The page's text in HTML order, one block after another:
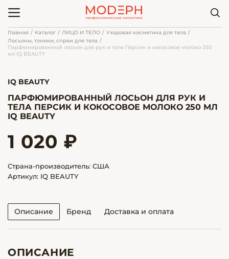
Главная Каталог ЛИЦО И ТЕЛО
Уходовая косметика для тела
Лосьоны, тоники, спреи для тела
Парфюмированный лосьон для рук и тела Персик и кокосовое молоко 250
мл IQ BEAUTY
IQ BEAUTY
ПАРФЮМИРОВАННЫЙ ЛОСЬОН ДЛЯ РУК И
ТЕЛА ПЕРСИК И КОКОСОВОЕ МОЛОКО 250 МЛ
IQ BEAUTY
1 020 ₽
Страна-производитель: США
Артикул: IQ BEAUTY
Описание Бренд Доставка и оплата
ОПИСАНИЕ